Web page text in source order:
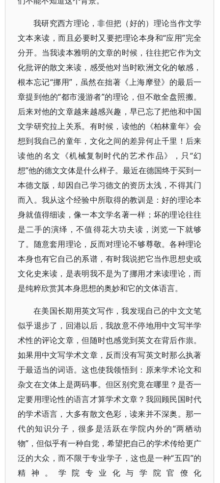
我研究西方理论，非但把（好的）理论当作文学
文本来读，而且必要时又要把理论本身和“应用”完全
分开。当我读本雅明的文章的时候，往往把它作为文
化批评的散文来读，感受他对当时欧洲文化的敏感，
根本忘记“挪用”，虽然在拙著《上海摩登》的最后一
章提到他的“都市漫游者”的理论，但不敢全盘照搬。
后来对他的文章越来越感兴趣，早已忘了把他和中国
文学研究拉上关系。有时候，读他的《柏林童年》会
想到我自己的童年，文化之间的差异何止千里！后来
读他的名文《机械复制时代的艺术作品》，只“幻
想”他的德文文体是什么样子。最近在德国终于买到一
本德文版，却因自己学习德文的资历太浅，不得其门
而入。我从这个经验中所取得的教训是：好的理论本
身就值得细读，像一本文学名著一样；坏的理论往往
是二手的演绎，不值得花大功夫读，浏览一下就够
了。随意套用理论，反而对理论不够尊敬。各种理论
本身也有它自己的系谱，有时我说把它当作思想史或
文化史来读，是表明我不是为了挪用才来读理论，而
是纯粹欣赏其本身思想的奥妙和它的文体语言。
在美国长期用英文写作，我发现自己的中文文笔
似乎退步了，回港以后，我故意不停地用中文写半学
术性的评论文章，但随时也感觉到英文在背后作祟。
如果用中文写学术文章，反而没有写英文时那么执著
于最适当的词语。这也使我领悟到：原来学术论文和
杂文在文体上是两码事。但区别究竟在哪里？是否一
定要用理论性的语言才算学术文章？我回顾民国时代
的学术语言，大多有散文色彩，读来并不深奥。那一
代的知识分子，很多是活跃在学院内外的“两栖动
物”，但似乎有一种自觉，希望把自己的学术传给更广
泛的大众，而不限于专业学子，这也是一种“五四”的
精神。学院专业化与学院官僚化